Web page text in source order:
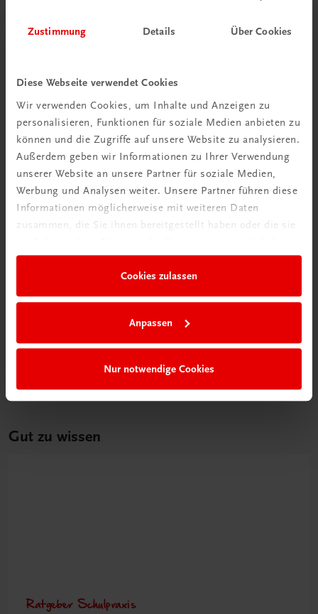
Zustimmung Details Über Cookies
Diese Webseite verwendet Cookies
Wir verwenden Cookies, um Inhalte und Anzeigen zu
personalisieren, Funktionen für soziale Medien anbieten zu
können und die Zugriffe auf unsere Website zu analysieren.
Außerdem geben wir Informationen zu Ihrer Verwendung
unserer Website an unsere Partner für soziale Medien,
Werbung und Analysen weiter. Unsere Partner führen diese
Informationen möglicherweise mit weiteren Daten
zusammen, die Sie ihnen bereitgestellt haben oder die sie
Cookies zulassen
Anpassen
Nur notwendige Cookies
Poster: Schritt für Schritt zur erfolgreichen
Einnahmen-Ausgaben-Rechnung
€ 15,00
Gut zu wissen
Ratgeber Schulpraxis